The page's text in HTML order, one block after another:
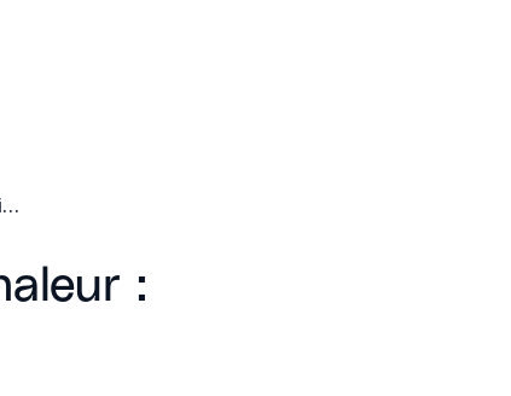
Chauffage au sol avec pompe à chaleur : avis, prix et avantages
: